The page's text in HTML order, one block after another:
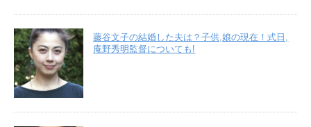
藤谷文子の結婚した夫は？子供,娘の現在！式日,
庵野秀明監督についても!